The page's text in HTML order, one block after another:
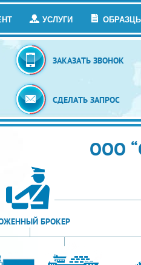
УСЛУГИ
ЗАКАЗАТЬ ЗВОНОК
СДЕЛАТЬ ЗАПРОС
ООО
БРОКЕР